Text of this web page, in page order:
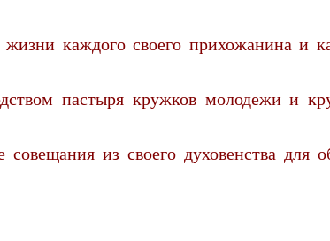
каждого своего прихожанина и
пастыря кружков молодежи и
из своего духовенства для